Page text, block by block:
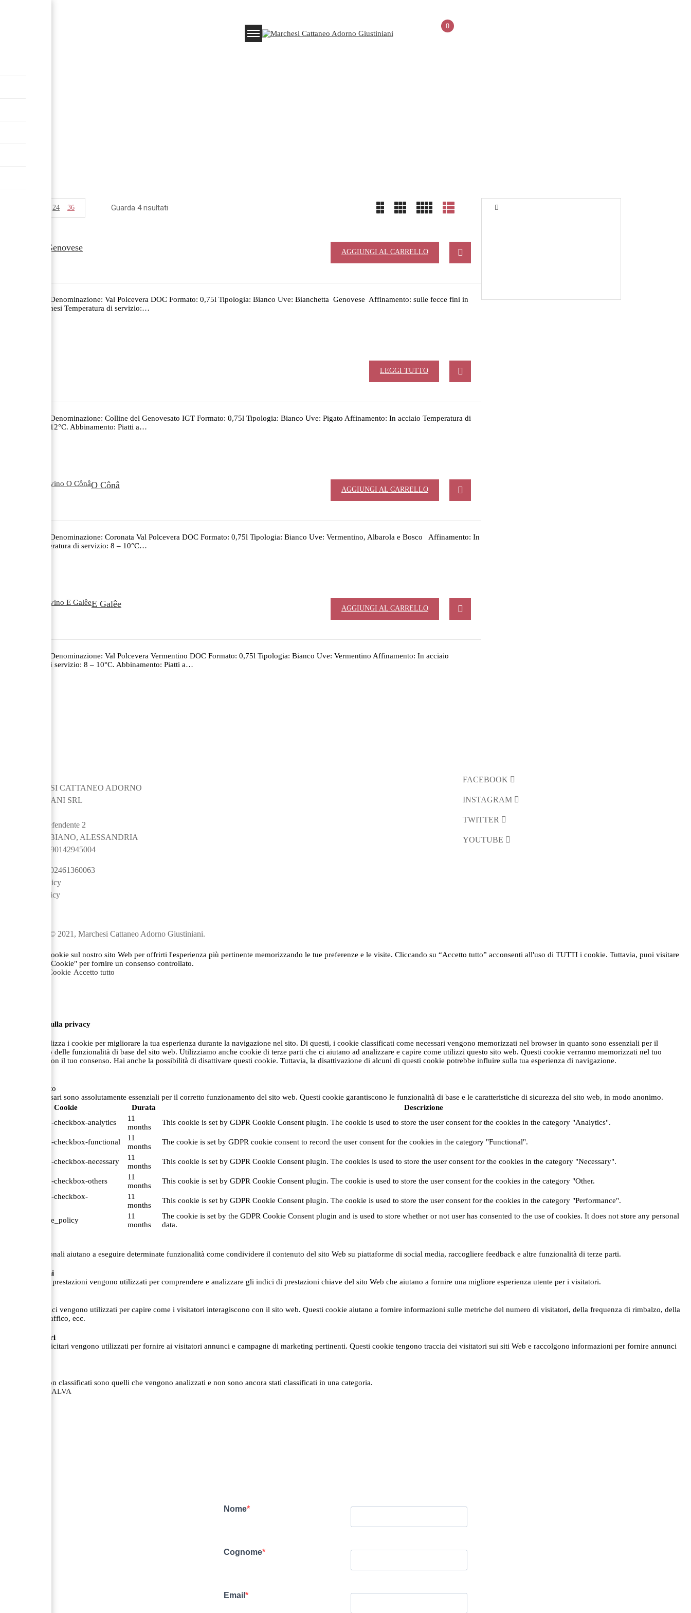
0
Guarda 4 risultati
24 36
Bianchetta Genovese
AGGIUNGI AL CARRELLO
Annata: 2023 Denominazione: Val Polcevera DOC Formato: 0,75l Tipologia: Bianco Uve: Bianchetta Genovese Affinamento: sulle fecce fini in
acciaio per 7 mesi Temperatura di servizio:…
LEGGI TUTTO
Annata: 2023 Denominazione: Colline del Genovesato IGT Formato: 0,75l Tipologia: Bianco Uve: Pigato Affinamento: In acciaio Temperatura di
servizio: 10 – 12°C. Abbinamento: Piatti a…
O Cônâ
AGGIUNGI AL CARRELLO
Annata: 2023 Denominazione: Coronata Val Polcevera DOC Formato: 0,75l Tipologia: Bianco Uve: Vermentino, Albarola e Bosco Affinamento: In
Acciaio Temperatura di servizio: 8 – 10°C…
E Galêe
AGGIUNGI AL CARRELLO
Annata: 2023 Denominazione: Val Polcevera Vermentino DOC Formato: 0,75l Tipologia: Bianco Uve: Vermentino Affinamento: In acciaio
Temperatura di servizio: 8 – 10°C. Abbinamento: Piatti a…
MARCHESI CATTANEO ADORNO
GIUSTINIANI SRL
Via San Defendente 2
15020 GABIANO, ALESSANDRIA
+390142945004
CF/P. IVA 02461360063
Privacy policy
Cookie policy
FACEBOOK
INSTAGRAM
TWITTER
YOUTUBE
Copyright © 2021, Marchesi Cattaneo Adorno Giustiniani.
Utilizziamo i cookie sul nostro sito Web per offrirti l'esperienza più pertinente memorizzando le tue preferenze e le visite. Cliccando su “Accetto tutto” acconsenti all'uso di TUTTI i cookie. Tuttavia, puoi visitare
"Impostazioni Cookie" per fornire un consenso controllato.
Impostazioni Cookie Accetto tutto
Panoramica sulla privacy
Questo sito utilizza i cookie per migliorare la tua esperienza durante la navigazione nel sito. Di questi, i cookie classificati come necessari vengono memorizzati nel browser in quanto sono essenziali per il
funzionamento delle funzionalità di base del sito web. Utilizziamo anche cookie di terze parti che ci aiutano ad analizzare e capire come utilizzi questo sito web. Questi cookie verranno memorizzati nel tuo
browser solo con il tuo consenso. Hai anche la possibilità di disattivare questi cookie. Tuttavia, la disattivazione di alcuni di questi cookie potrebbe influire sulla tua esperienza di navigazione.
Sempre abilitato
I cookie necessari sono assolutamente essenziali per il corretto funzionamento del sito web. Questi cookie garantiscono le funzionalità di base e le caratteristiche di sicurezza del sito web, in modo anonimo.
Cookie
Durata
Descrizione
cookielawinfo-checkbox-analytics
11
months
This cookie is set by GDPR Cookie Consent plugin. The cookie is used to store the user consent for the cookies in the category "Analytics".
cookielawinfo-checkbox-functional
11
months
The cookie is set by GDPR cookie consent to record the user consent for the cookies in the category "Functional".
cookielawinfo-checkbox-necessary
11
months
This cookie is set by GDPR Cookie Consent plugin. The cookies is used to store the user consent for the cookies in the category "Necessary".
cookielawinfo-checkbox-others
11
months
This cookie is set by GDPR Cookie Consent plugin. The cookie is used to store the user consent for the cookies in the category "Other.
cookielawinfo-checkbox-
11
months
This cookie is set by GDPR Cookie Consent plugin. The cookie is used to store the user consent for the cookies in the category "Performance".
viewed_cookie_policy
11
months
The cookie is set by the GDPR Cookie Consent plugin and is used to store whether or not user has consented to the use of cookies. It does not store any personal
data.
I cookie funzionali aiutano a eseguire determinate funzionalità come condividere il contenuto del sito Web su piattaforme di social media, raccogliere feedback e altre funzionalità di terze parti.
Prestazioni
I cookie per le prestazioni vengono utilizzati per comprendere e analizzare gli indici di prestazioni chiave del sito Web che aiutano a fornire una migliore esperienza utente per i visitatori.
I cookie analitici vengono utilizzati per capire come i visitatori interagiscono con il sito web. Questi cookie aiutano a fornire informazioni sulle metriche del numero di visitatori, della frequenza di rimbalzo, della
sorgente del traffico, ecc.
Pubblicitari
I cookie pubblicitari vengono utilizzati per fornire ai visitatori annunci e campagne di marketing pertinenti. Questi cookie tengono traccia dei visitatori sui siti Web e raccolgono informazioni per fornire annunci
Altri cookie non classificati sono quelli che vengono analizzati e non sono ancora stati classificati in una categoria.
ACCETTA E SALVA